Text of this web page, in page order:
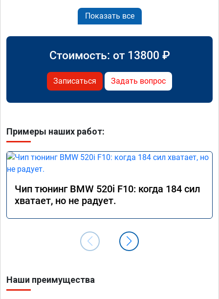
Показать все
Стоимость: от 13800 ₽
Записаться Задать вопрос
Примеры наших работ:
Чип тюнинг BMW 520i F10: когда 184 сил
хватает, но не радует.
Наши преимущества